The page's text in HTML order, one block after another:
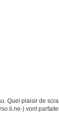
Quel plaisir de
) vont